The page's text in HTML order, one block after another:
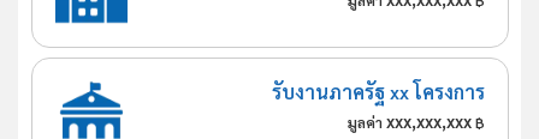
รับงานภาครัฐ xx โครงการ
มูลค่า xxx,xxx,xxx ฿